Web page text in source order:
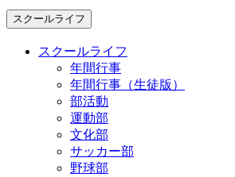
スクールライフ
スクールライフ
年間行事
年間行事（生徒版）
部活動
運動部
文化部
サッカー部
野球部